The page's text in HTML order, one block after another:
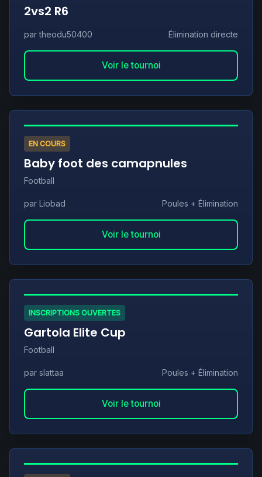
2vs2 R6
par theodu50400 Élimination directe
Voir le tournoi
EN COURS
Baby foot des camapnules
Football
par Liobad Poules + Élimination
Voir le tournoi
INSCRIPTIONS OUVERTES
Gartola Elite Cup
Football
par slattaa Poules + Élimination
Voir le tournoi